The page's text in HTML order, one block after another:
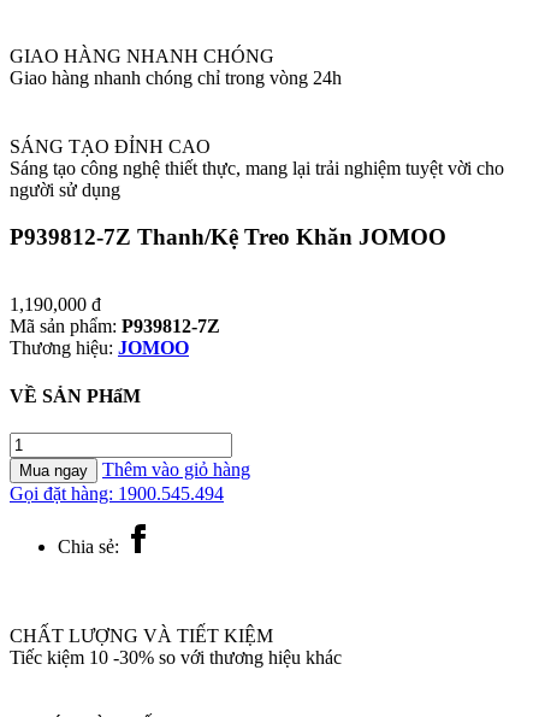
GIAO HÀNG NHANH CHÓNG
Giao hàng nhanh chóng chỉ trong vòng 24h
SÁNG TẠO ĐỈNH CAO
Sáng tạo công nghệ thiết thực, mang lại trải nghiệm tuyệt vời cho
người sử dụng
P939812-7Z Thanh/Kệ Treo Khăn JOMOO
1,190,000 đ
Mã sản phẩm: P939812-7Z
Thương hiệu: JOMOO
VỀ SẢN PHẩM
P939812-
7Z
Thanh/Kệ
Treo
JOMOO
Mua ngay
Thêm vào giỏ hàng
Gọi đặt hàng: 1900.545.494
Chia sẻ:
CHẤT LƯỢNG VÀ TIẾT KIỆM
Tiếc kiệm 10 -30% so với thương hiệu khác